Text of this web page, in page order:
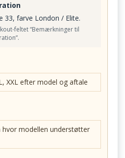
33, farve London / Elite.
feltet “Bemærkninger til
XXL efter model og aftale
hvor modellen understøtter